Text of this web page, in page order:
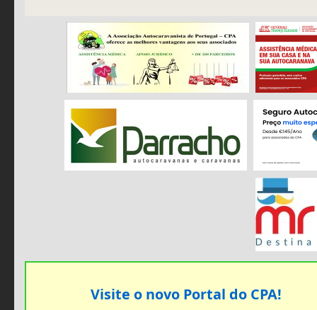
Visite o novo Portal do CPA!